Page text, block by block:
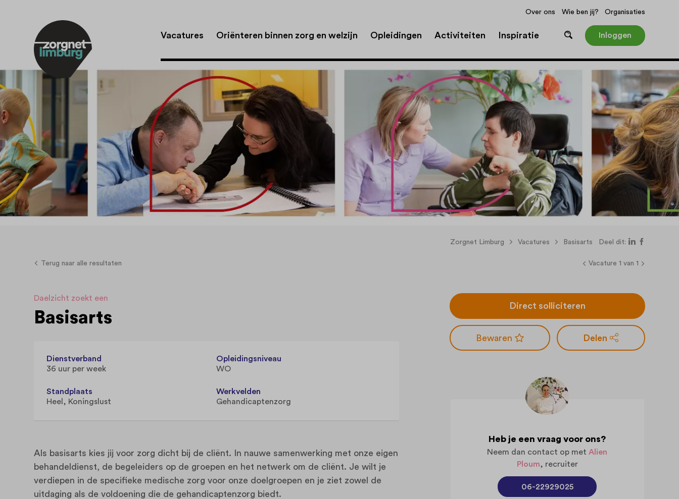
Over ons Wie ben jij? Organisaties
Vacatures Oriënteren binnen zorg en welzijn Opleidingen Activiteiten Inspiratie Inloggen
Zorgnet Limburg Vacatures Basisarts Deel dit:
Terug naar alle resultaten Vacature 1 van 1
Daelzicht zoekt een
Basisarts
Dienstverband
36 uur per week
Opleidingsniveau
WO
Standplaats
Heel
Koningslust
Werkvelden
Gehandicaptenzorg
Als basisarts kies jij voor zorg dicht bij de cliënt. In nauwe samenwerking met onze eigen
behandeldienst, de begeleiders op de groepen en het netwerk om de cliënt. Je wilt je
verdiepen in de specifieke medische zorg voor onze doelgroepen en je ziet zowel de
uitdaging als de voldoening die de gehandicaptenzorg biedt.
Direct solliciteren
Delen
Heb je een vraag voor ons?
Neem dan contact op met Alien
Ploum, recruiter
06-22929025